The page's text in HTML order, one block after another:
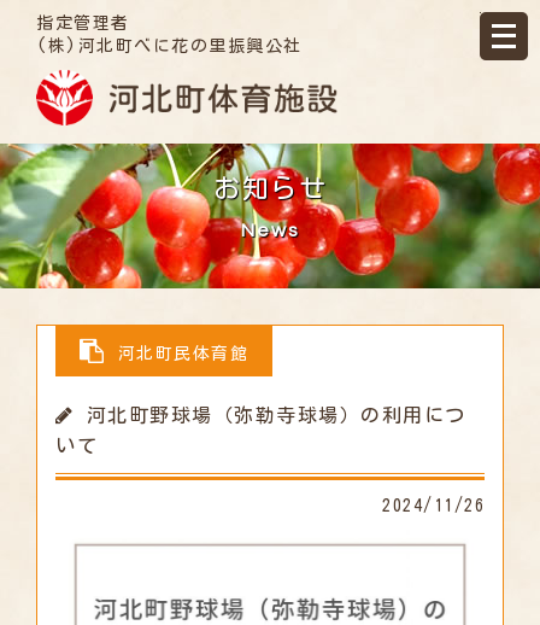
指定管理者
(株)河北町べに花の里振興公社
お知らせ
News
河北町民体育館
河北町野球場（弥勒寺球場）の利用につ
いて
2024/11/26